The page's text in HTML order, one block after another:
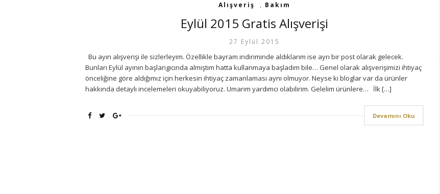
Alışveriş , Bakım
Eylül 2015 Gratis Alışverişi
27 Eylül 2015
Bu ayın alışverişi ile sizlerleyim. Özellikle bayram indiriminde aldıklarım ise ayrı bir post olarak gelecek.
Bunları Eylül ayının başlangıcında almıştım hatta kullanmaya başladım bile… Genel olarak alışverişimizi ihtiyaç
önceliğine göre aldığımız için herkesin ihtiyaç zamanlaması aynı olmuyor. Neyse ki bloglar var da ürünler
hakkında detaylı incelemeleri okuyabiliyoruz. Umarım yardımcı olabilirim. Gelelim ürünlere… İlk […]
Devamını Oku